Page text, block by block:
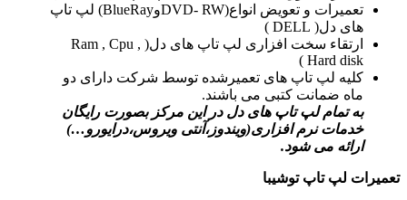
تعمیرات و تعویض انواع(DVD- RWوBlueRay) لپ تاپ
های دل( DELL )
ارتقاء سخت افزاری لپ تاپ های دل( Ram , Cpu ,
Hard disk )
کلیه لپ تاپ های تعمیرشده توسط شرکت دارای دو
ماه ضمانت کتبی می باشند.
به تمام لپ تاپ های دل در این مرکز بصورت رایگان
خدمات نرم افزاری(ویندوز،آنتی ویروس،درایورو…)
ارائه می شود.
تعمیرات لپ تاپ توشیبا